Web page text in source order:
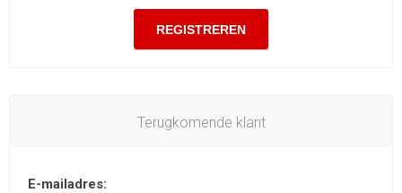
Terugkomende klant
E-mailadres: